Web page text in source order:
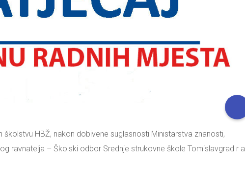
HBŽ, nakon dobivene suglasnosti Ministarstva znanosti,
ravnatelja – Školski odbor Srednje strukovne škole Tomislavgrad r a
Upis učenika u prve razrede u školskoj
Obavijest: Termini popravnih ispita